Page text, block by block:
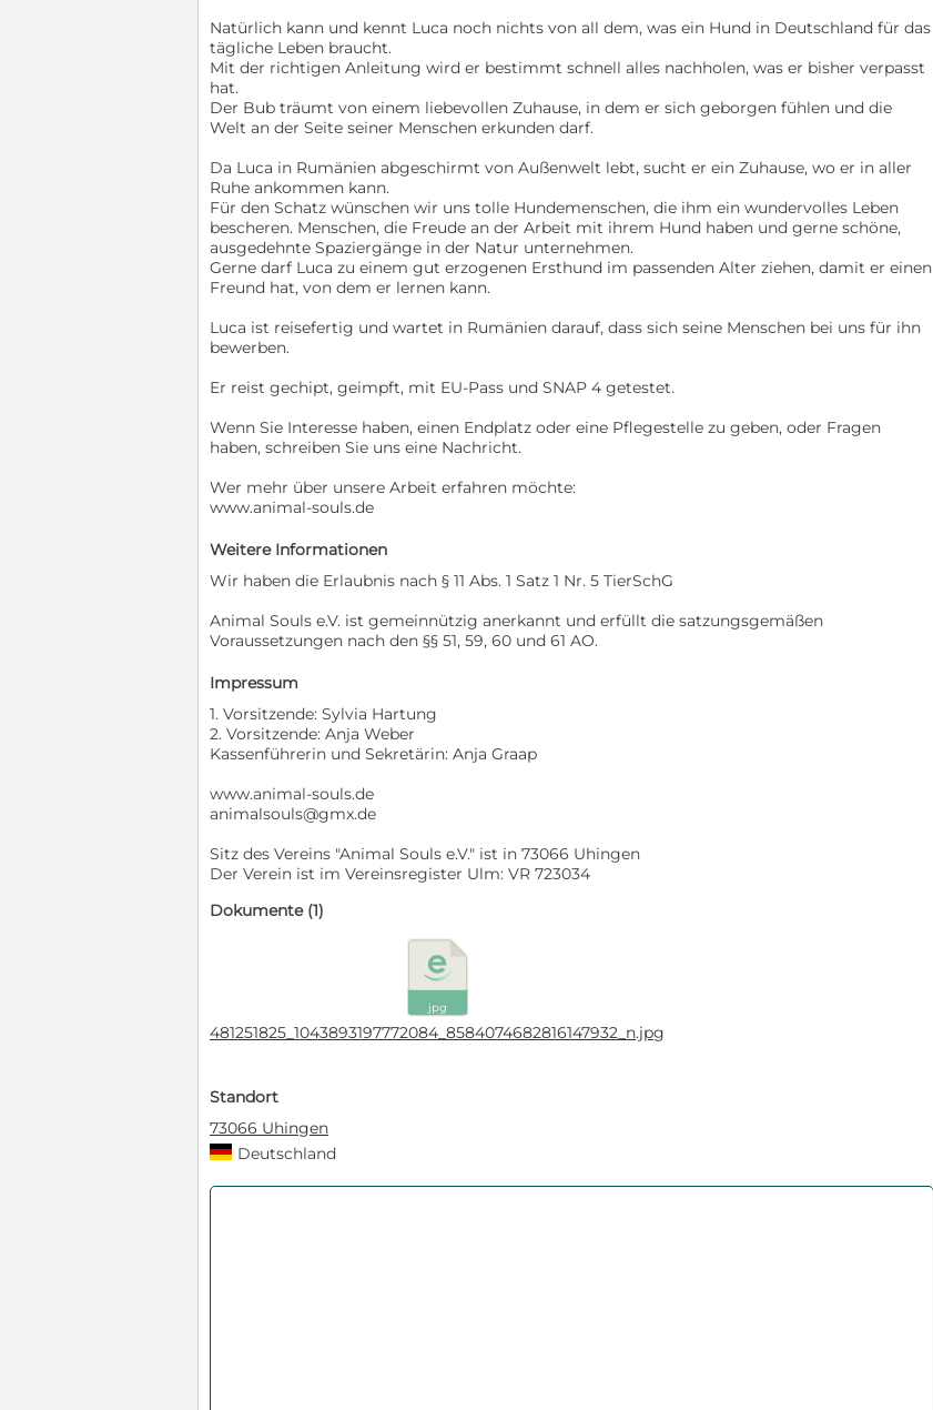
Natürlich kann und kennt Luca noch nichts von all dem, was ein Hund in Deutschland für das
tägliche Leben braucht.
Mit der richtigen Anleitung wird er bestimmt schnell alles nachholen, was er bisher verpasst
hat.
Der Bub träumt von einem liebevollen Zuhause, in dem er sich geborgen fühlen und die
Welt an der Seite seiner Menschen erkunden darf.
Da Luca in Rumänien abgeschirmt von Außenwelt lebt, sucht er ein Zuhause, wo er in aller
Ruhe ankommen kann.
Für den Schatz wünschen wir uns tolle Hundemenschen, die ihm ein wundervolles Leben
bescheren. Menschen, die Freude an der Arbeit mit ihrem Hund haben und gerne schöne,
ausgedehnte Spaziergänge in der Natur unternehmen.
Gerne darf Luca zu einem gut erzogenen Ersthund im passenden Alter ziehen, damit er einen
Freund hat, von dem er lernen kann.
Luca ist reisefertig und wartet in Rumänien darauf, dass sich seine Menschen bei uns für ihn
bewerben.
Er reist gechipt, geimpft, mit EU-Pass und SNAP 4 getestet.
Wenn Sie Interesse haben, einen Endplatz oder eine Pflegestelle zu geben, oder Fragen
haben, schreiben Sie uns eine Nachricht.
Wer mehr über unsere Arbeit erfahren möchte:
www.animal-souls.de
Weitere Informationen
Wir haben die Erlaubnis nach § 11 Abs. 1 Satz 1 Nr. 5 TierSchG
Animal Souls e.V. ist gemeinnützig anerkannt und erfüllt die satzungsgemäßen
Voraussetzungen nach den §§ 51, 59, 60 und 61 AO.
Impressum
1. Vorsitzende: Sylvia Hartung
2. Vorsitzende: Anja Weber
Kassenführerin und Sekretärin: Anja Graap
www.animal-souls.de
animalsouls@gmx.de
Sitz des Vereins "Animal Souls e.V." ist in 73066 Uhingen
Der Verein ist im Vereinsregister Ulm: VR 723034
Dokumente (1)
jpg
481251825_1043893197772084_8584074682816147932_n.jpg
Standort
73066 Uhingen
Deutschland